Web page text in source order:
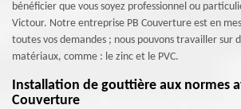
bénéficier que vous soyez professionnel ou
Victour. Notre entreprise PB Couverture est en
toutes vos demandes ; nous pouvons travailler sur
matériaux, comme : le zinc et le PVC.
Installation de gouttière aux normes
Couverture